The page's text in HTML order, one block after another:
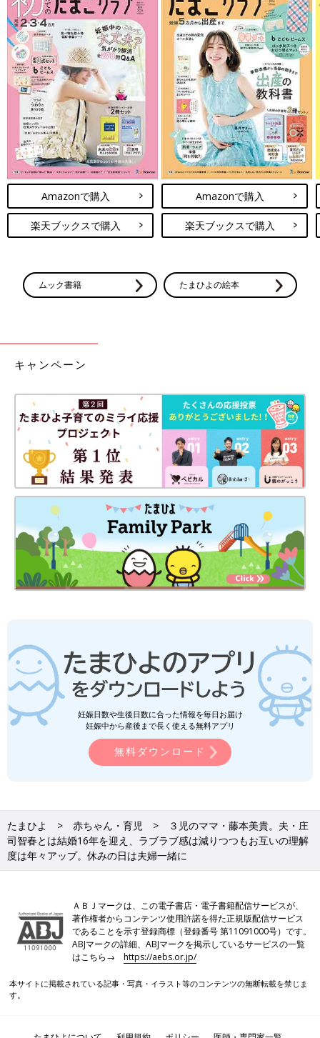
藤本 私、スキンケアに時間をかけない主義なんです（笑）。ク
レンジングでメイクを落として、化粧水と乳液で最低限のスキン
ケアをやる感じです。あまりにもやらなさすぎて、先日ご一緒し
た美容家さんに、「藤本さんの場合は、どんな商品がいいとかは
置いておいて、とにかく日焼け止めだけは塗ってください！」と
半分呆れられてしまうぐらいです（笑）
シートパックもたくさんいただくので、たま〜に、思い出したと
きにつける程度ですね。シートマスクも、これ１枚でスキンケア
が完了するようなオールインワンタイプや、短時間だけつければ
いいというものだったら、やってもいいかなというぐらい。スキ
ンケアをプラスするのではなくて、シートマスクをしている間に
歯を磨くとか、時短につながるならやってもいいかなと思います
ね。
子どもたちにも手伝ってもらったという、夕食の一枚。（藤本美貴さんの
Instagramより）
――庄司さんと一緒に料理をすることはありますか？
いですか（笑）
だいたいは、私が料理を作ることが多くて、その間に庄司さんは
宿題を見てくれたりと、子どものことをしてくれることが多いで
す。ただ、私が仕事でいないときは、庄司さんが料理や洗濯など
もしてくれます。
でも、料理の写真を投稿していますね。庄司家で
は、思い出の味ってあるんですか？
よく作っていますね。わが家は、鶏肉を使った料理が多いと思い
ます。
料理は、そのときに何が食べたいか、何が不足しているかという
のを考えて、自分でアレンジして作っています。
――毎日の食事で気をつけていることや、忙しい日々でも料理を
Amazonで購入
楽天ブックスで購入
Amazonで購入
楽天ブックスで購入
ムック書籍 たまひよの絵本
キャンペーン
妊娠日数や生後日数に合った情報を毎日お届け
妊娠中から産後まで長く使える無料アプリ
無料ダウンロード
たまひよ 赤ちゃん・育児
３児のママ・藤本美貴。夫・庄
司智春とは結婚16年を迎え、ラブラブ感は減りつつもお互いの理解
度は年々アップ。休みの日は夫婦一緒に
ＡＢＪマークは、この電子書店・電子書籍配信サービスが、
著作権者からコンテンツ使用許諾を得た正規版配信サービス
であることを示す登録商標（登録番号 第11091000号）です。
ABJマークの詳細、ABJマークを掲示しているサービスの一覧
はこちら→https://aebs.or.jp/
本サイトに掲載されている記事・写真・イラスト等のコンテンツの無断転載を禁じま
す。